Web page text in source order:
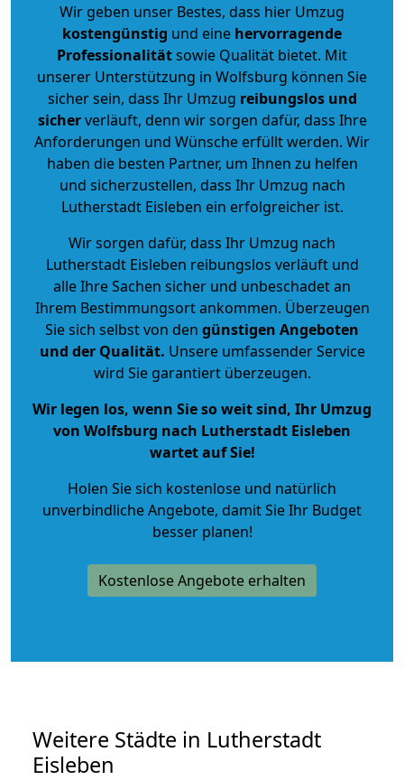
Wir geben unser Bestes, dass hier Umzug
kostengünstig und eine hervorragende
Professionalitätsowie Qualität bietet. Mit
unserer Unterstützung in Wolfsburg können Sie
sicher sein, dass Ihr Umzug reibungslos und
sicherverläuft, denn wir sorgen dafür, dass Ihre
Anforderungen und Wünsche erfüllt werden. Wir
haben die besten Partner, um Ihnen zu helfen
und sicherzustellen, dass Ihr Umzug nach
Lutherstadt Eisleben ein erfolgreicher ist.
Wir sorgen dafür, dass Ihr Umzug nach
Lutherstadt Eisleben reibungslos verläuft und
alle Ihre Sachen sicher und unbeschadet an
Ihrem Bestimmungsort ankommen. Überzeugen
Sie sich selbst von den günstigen Angeboten
und der Qualität. Unsere umfassender Service
wird Sie garantiert überzeugen.
Wir legen los, wenn Sie so weit sind, Ihr Umzug
von Wolfsburg nach Lutherstadt Eisleben
wartet auf Sie!
Holen Sie sich kostenlose und natürlich
unverbindliche Angebote, damit Sie Ihr Budget
besser planen!
Kostenlose Angebote erhalten
Weitere Städte in Lutherstadt
Eisleben